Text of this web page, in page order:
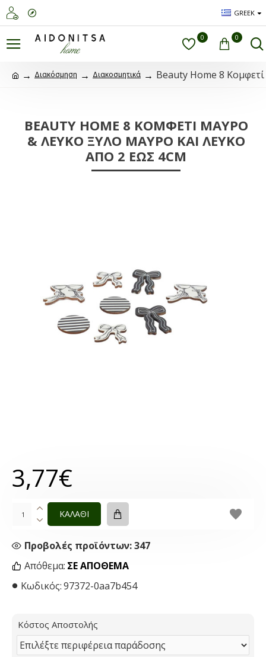
GREEK
0 0
Διακόσμηση Διακοσμητικά Beauty Home 8
BEAUTY HOME 8 ΚΟΜΦΕΤΊ ΜΑΎΡΟ
& ΛΕΥΚΌ ΞΎΛΟ ΜΑΎΡΟ ΚΑΙ ΛΕΥΚΌ
ΑΠΌ 2 ΈΩΣ 4CM
Απόθεμα: ΣΕ ΑΠΌΘΕΜΑ
Κωδικός:97372-0aa7b454
Προβολές προϊόντων: 347
3,77€
ΚΑΛΑΘΙ
Κόστος Αποστολής